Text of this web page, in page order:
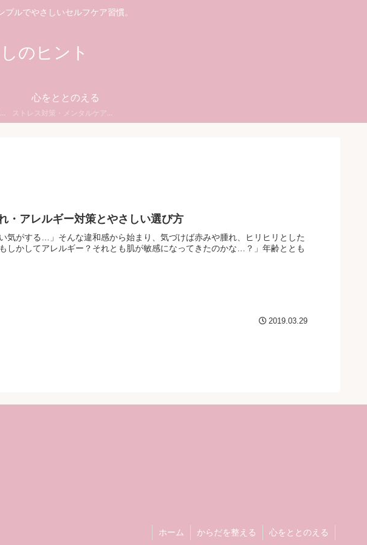
ルでやさしいセルフケア習慣。
のヒント
疲れ目・首肩こり・腰痛・冷え・睡眠・更年期ケア
心をととのえる
ストレス対策・メンタルケア・自分時間・リラックス習慣
・アレルギー対策とやさしい選び方
気がする…」そんな違和感から始まり、気づけば赤みや腫れ、ヒリヒリとした
しかしてアレルギー？それとも肌が敏感になってきたのかな…？」年齢ととも
2019.03.29
ホーム からだを整える 心をととのえる